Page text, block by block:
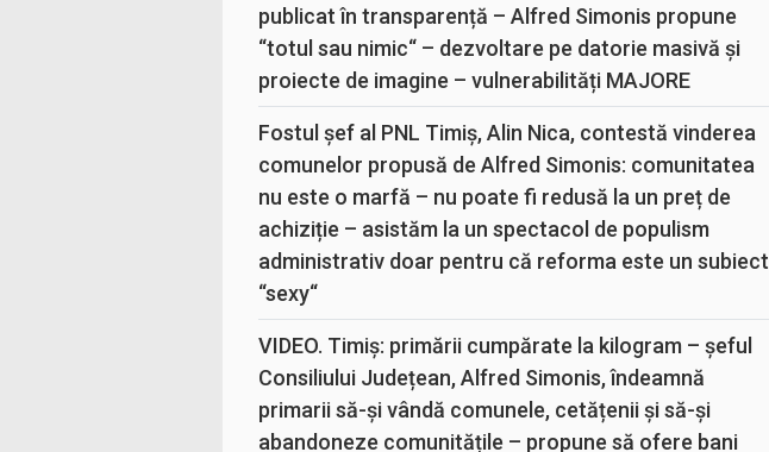
publicat în transparență – Alfred Simonis propune
“totul sau nimic“ – dezvoltare pe datorie masivă și
proiecte de imagine – vulnerabilități MAJORE
Fostul șef al PNL Timiș, Alin Nica, contestă vinderea
comunelor propusă de Alfred Simonis: comunitatea
nu este o marfă – nu poate fi redusă la un preț de
achiziție – asistăm la un spectacol de populism
administrativ doar pentru că reforma este un subiect
“sexy“
VIDEO. Timiș: primării cumpărate la kilogram – șeful
Consiliului Județean, Alfred Simonis, îndeamnă
primarii să-și vândă comunele, cetățenii și să-și
abandoneze comunitățile – propune să ofere bani